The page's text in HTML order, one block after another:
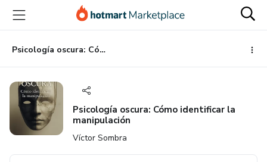
principal
página
de
página
Psicología oscura: Cómo identificar la manipulación
Psicología oscura: Cómo identificar la
manipulación
Víctor Sombra